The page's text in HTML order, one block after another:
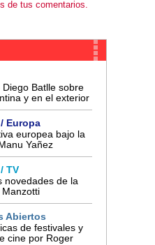
de tus comentarios.
Batlle sobre
y en el exterior
Europa
europea bajo la
Yañez
TV
novedades de la
Abiertos
de festivales y
cine por Roger